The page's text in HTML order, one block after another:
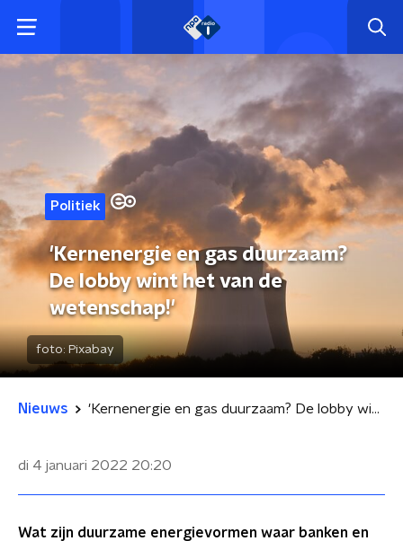
Politiek
'Kernenergie en gas duurzaam?
De lobby wint het van de
wetenschap!'
foto: Pixabay
Nieuws 'Kernenergie en gas duurzaam? De lobby wint het van de wetenschap!'
di 4 januari 2022 20:20
Wat zijn duurzame energievormen waar banken en